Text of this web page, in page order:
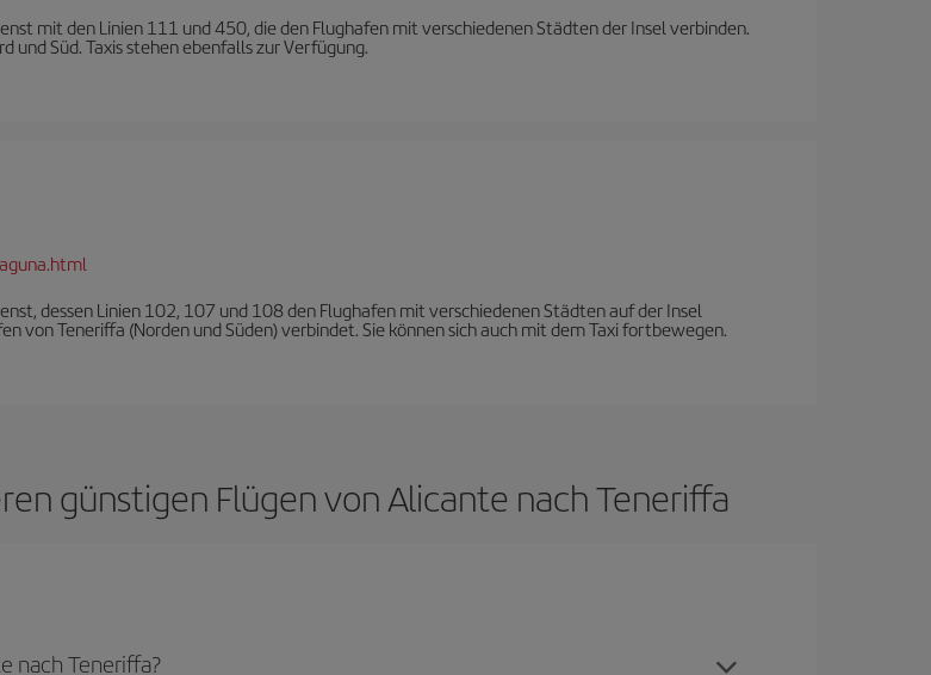
mit den Linien 111 und 450, die den Flughafen mit verschiedenen Städten der Insel verbinden.
Süd. Taxis stehen ebenfalls zur Verfügung.
dessen Linien 102, 107 und 108 den Flughafen mit verschiedenen Städten auf der Insel
von Teneriffa (Norden und Süden) verbindet. Sie können sich auch mit dem Taxi fortbewegen.
günstigen Flügen von Alicante nach Teneriffa
nach Teneriffa?